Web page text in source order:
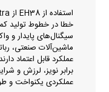
خطا در خطوط تولید
سیگنال‌های پایدار و
ماشین‌آلات صنعتی،
عملکرد قابل اعتماد
برابر نویز، لرزش و
عملکردی یکنواخت و